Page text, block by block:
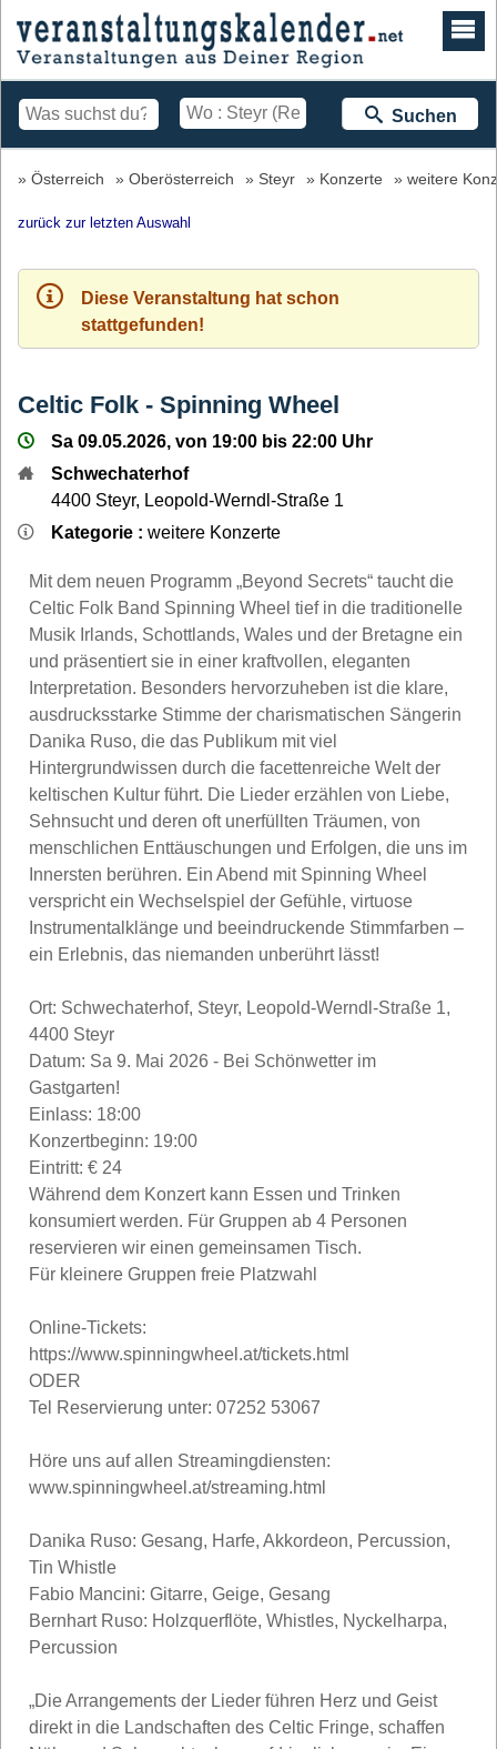
Suchen
Österreich Oberösterreich Steyr Konzerte weitere
zurück zur letzten Auswahl
Diese Veranstaltung hat schon
stattgefunden!
Celtic Folk - Spinning Wheel
Sa 09.05.2026, von 19:00 bis 22:00 Uhr
Schwechaterhof
4400 Steyr, Leopold-Werndl-Straße 1
Kategorie : weitere Konzerte
Mit dem neuen Programm „Beyond Secrets“ taucht die
Celtic Folk Band Spinning Wheel tief in die traditionelle
Musik Irlands, Schottlands, Wales und der Bretagne ein
und präsentiert sie in einer kraftvollen, eleganten
Interpretation. Besonders hervorzuheben ist die klare,
ausdrucksstarke Stimme der charismatischen Sängerin
Danika Ruso, die das Publikum mit viel
Hintergrundwissen durch die facettenreiche Welt der
keltischen Kultur führt. Die Lieder erzählen von Liebe,
Sehnsucht und deren oft unerfüllten Träumen, von
menschlichen Enttäuschungen und Erfolgen, die uns im
Innersten berühren. Ein Abend mit Spinning Wheel
verspricht ein Wechselspiel der Gefühle, virtuose
Instrumentalklänge und beeindruckende Stimmfarben –
ein Erlebnis, das niemanden unberührt lässt!
Ort: Schwechaterhof, Steyr, Leopold-Werndl-Straße 1,
4400 Steyr
Datum: Sa 9. Mai 2026 - Bei Schönwetter im
Gastgarten!
Einlass: 18:00
Konzertbeginn: 19:00
Eintritt: € 24
Während dem Konzert kann Essen und Trinken
konsumiert werden. Für Gruppen ab 4 Personen
reservieren wir einen gemeinsamen Tisch.
Für kleinere Gruppen freie Platzwahl
Online-Tickets:
https://www.spinningwheel.at/tickets.html
ODER
Tel Reservierung unter: 07252 53067
Höre uns auf allen Streamingdiensten:
www.spinningwheel.at/streaming.html
Danika Ruso: Gesang, Harfe, Akkordeon, Percussion,
Tin Whistle
Fabio Mancini: Gitarre, Geige, Gesang
Bernhart Ruso: Holzquerflöte, Whistles, Nyckelharpa,
Percussion
„Die Arrangements der Lieder führen Herz und Geist
direkt in die Landschaften des Celtic Fringe, schaffen